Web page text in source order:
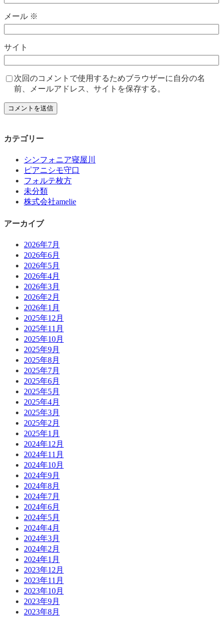
メール ※
サイト
次回のコメントで使用するためブラウザーに自分の名
前、メールアドレス、サイトを保存する。
カテゴリー
シンフォニア寝屋川
ピアニシモ守口
フォルテ枚方
未分類
株式会社amelie
アーカイブ
2026年7月
2026年6月
2026年5月
2026年4月
2026年3月
2026年2月
2026年1月
2025年12月
2025年11月
2025年10月
2025年9月
2025年8月
2025年7月
2025年6月
2025年5月
2025年4月
2025年3月
2025年2月
2025年1月
2024年12月
2024年11月
2024年10月
2024年9月
2024年8月
2024年7月
2024年6月
2024年5月
2024年4月
2024年3月
2024年2月
2024年1月
2023年12月
2023年11月
2023年10月
2023年9月
2023年8月